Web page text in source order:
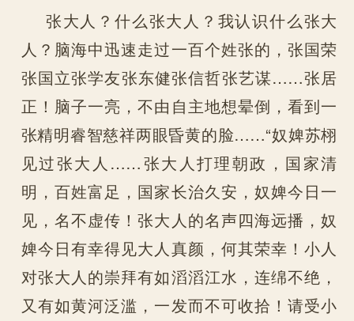
张大人？什么张大人？我认识什么张大
人？脑海中迅速走过一百个姓张的，张国荣
张国立张学友张东健张信哲张艺谋……张居
正！脑子一亮，不由自主地想晕倒，看到一
张精明睿智慈祥两眼昏黄的脸……“奴婢苏栩
见过张大人……张大人打理朝政，国家清
明，百姓富足，国家长治久安，奴婢今日一
见，名不虚传！张大人的名声四海远播，奴
婢今日有幸得见大人真颜，何其荣幸！小人
对张大人的崇拜有如滔滔江水，连绵不绝，
又有如黄河泛滥，一发而不可收拾！请受小